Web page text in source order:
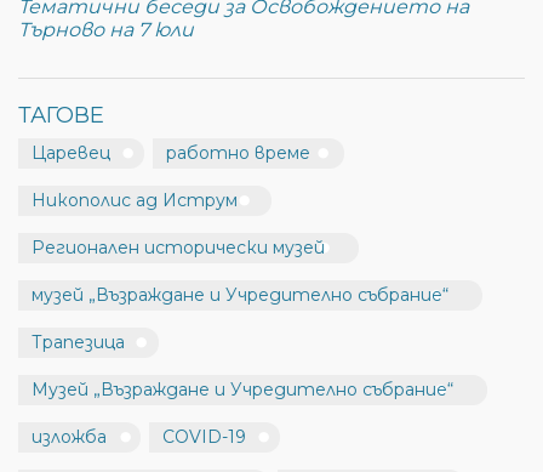
Тематични беседи за Освобождението на
Търново на 7 юли
ТАГОВЕ
Царевец работно време
Никополис ад Иструм
Регионален исторически музей
музей „Възраждане и Учредително събрание“
Трапезица
Музей „Възраждане и Учредително събрание“
изложба COVID-19